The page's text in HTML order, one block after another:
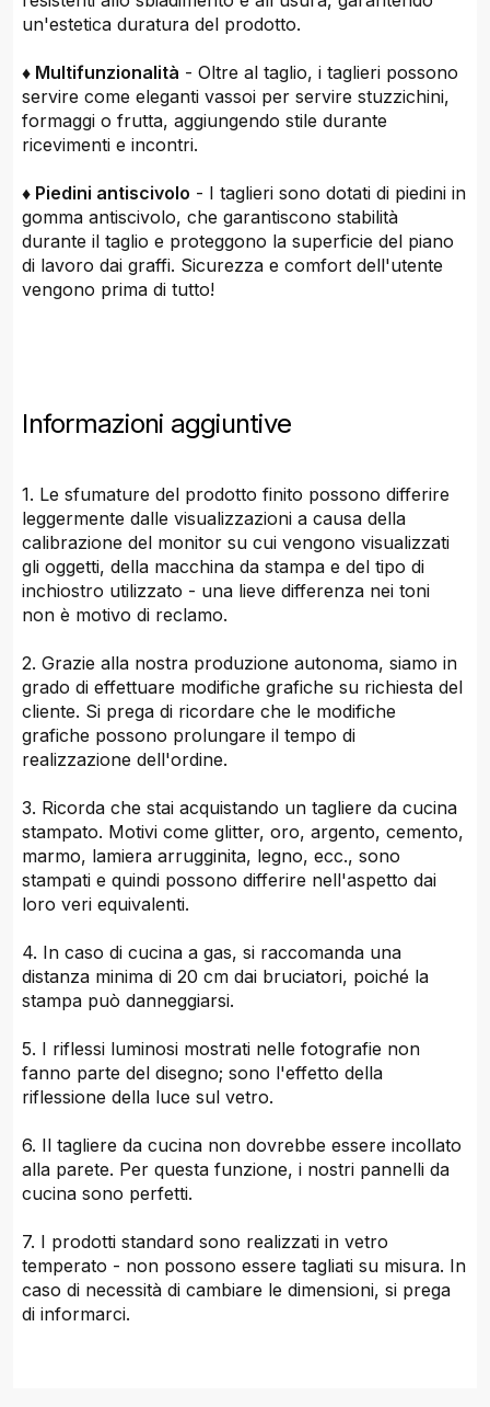
un'estetica duratura del prodotto.
♦ Multifunzionalità - Oltre al taglio, i taglieri possono
servire come eleganti vassoi per servire stuzzichini,
formaggi o frutta, aggiungendo stile durante
ricevimenti e incontri.
♦ Piedini antiscivolo - I taglieri sono dotati di piedini in
gomma antiscivolo, che garantiscono stabilità
durante il taglio e proteggono la superficie del piano
di lavoro dai graffi. Sicurezza e comfort dell'utente
vengono prima di tutto!
Informazioni aggiuntive
1. Le sfumature del prodotto finito possono differire
leggermente dalle visualizzazioni a causa della
calibrazione del monitor su cui vengono visualizzati
gli oggetti, della macchina da stampa e del tipo di
inchiostro utilizzato - una lieve differenza nei toni
non è motivo di reclamo.
2. Grazie alla nostra produzione autonoma, siamo in
grado di effettuare modifiche grafiche su richiesta del
cliente. Si prega di ricordare che le modifiche
grafiche possono prolungare il tempo di
realizzazione dell'ordine.
3. Ricorda che stai acquistando un tagliere da cucina
stampato. Motivi come glitter, oro, argento, cemento,
marmo, lamiera arrugginita, legno, ecc., sono
stampati e quindi possono differire nell'aspetto dai
loro veri equivalenti.
4. In caso di cucina a gas, si raccomanda una
distanza minima di 20 cm dai bruciatori, poiché la
stampa può danneggiarsi.
5. I riflessi luminosi mostrati nelle fotografie non
fanno parte del disegno; sono l'effetto della
riflessione della luce sul vetro.
6. Il tagliere da cucina non dovrebbe essere incollato
alla parete. Per questa funzione, i nostri pannelli da
cucina sono perfetti.
7. I prodotti standard sono realizzati in vetro
temperato - non possono essere tagliati su misura. In
caso di necessità di cambiare le dimensioni, si prega
di informarci.